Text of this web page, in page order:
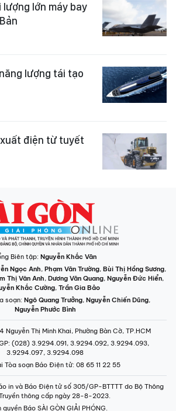
lượng lớn máy bay
lượng tái tạo
điện từ tuyết
Biên tập: Nguyễn Khắc Văn
Ngọc Anh, Phạm Văn Trường, Bùi Thị Hồng Sương,
Thị Vân Anh, Dương Văn Quang, Nguyễn Đức Hiển,
Khắc Cường, Trần Gia Bảo
soạn: Ngô Quang Trưởng, Nguyễn Chiến Dũng,
Nguyễn Phước Bình
Thị Minh Khai, Phường Bàn Cờ, TP.HCM
: (028) 3.9294.091, 3.9294.092, 3.9294.093,
3.9294.097, 3.9294.098
Tòa soạn Báo Điện tử: 08 65 11 22 55
in và Báo Điện tử số 305/GP-BTTTT do Bộ Thông
thông cấp ngày 28-8-2023.
quyền Báo SÀI GÒN GIẢI PHÓNG.